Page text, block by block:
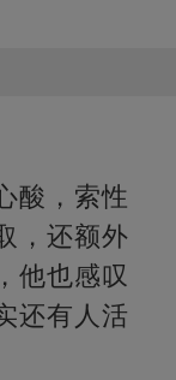
酸，索性
，还额外
他也感叹
还有人活